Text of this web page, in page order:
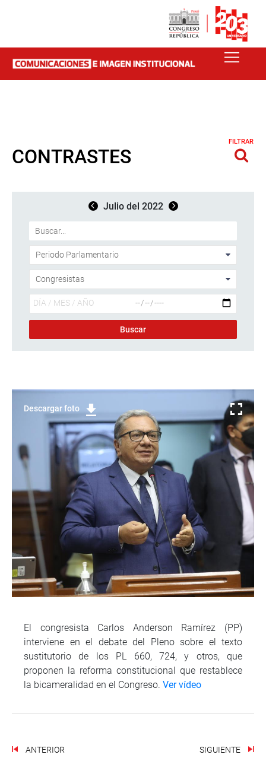
CONTRASTES
FILTRAR
Julio del 2022
Descargar foto
El congresista Carlos Anderson Ramírez (PP)
interviene en el debate del Pleno sobre el texto
sustitutorio de los PL 660, 724, y otros, que
proponen la reforma constitucional que restablece
la bicameralidad en el Congreso. Ver vídeo
ANTERIOR SIGUIENTE